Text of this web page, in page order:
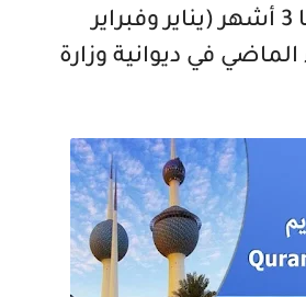
2023 والتي مدتها 3 أشهر (يناير وفبراير
في ديوانية وزارة